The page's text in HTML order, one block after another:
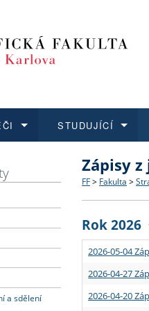
Struktura
Strategie
Podpora
Co
Učitelské
STUDUJÍCÍ
Rigorózní
O vědě a
Granty a
Aktuální
a sdělení
Zápisy
FF > Fakulta >
Rok 2026
2026-05-04
2026-04-27
2026-04-20